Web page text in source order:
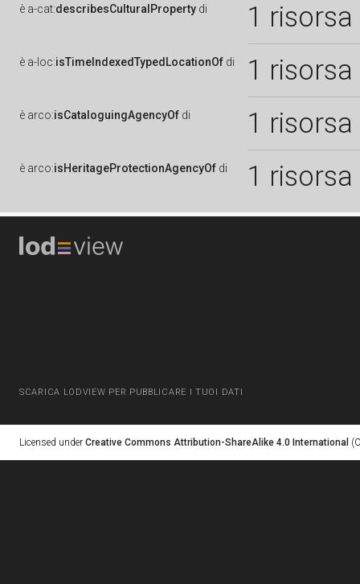
è a-cat:describesCulturalProperty di 1 risorsa
è a-loc:isTimeIndexedTypedLocationOf di 1 risorsa
è arco:isCataloguingAgencyOf di 1 risorsa
è arco:isHeritageProtectionAgencyOf di 1 risorsa
SCARICA LODVIEW PER PUBBLICARE I TUOI DATI
Licensed under Creative Commons Attribution-ShareAlike 4.0 International